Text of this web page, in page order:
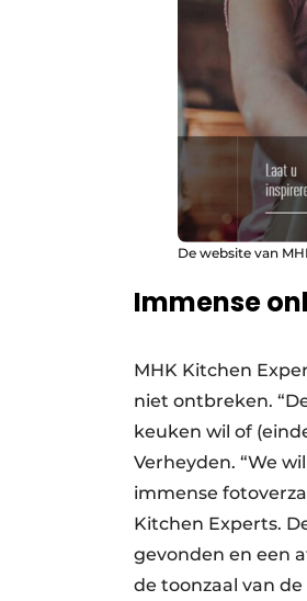
De website van
Immense
MHK Kitchen
niet ontbreken.
keuken wil of
Verheyden. “We
immense
Kitchen Experts.
gevonden en een
de toonzaal van